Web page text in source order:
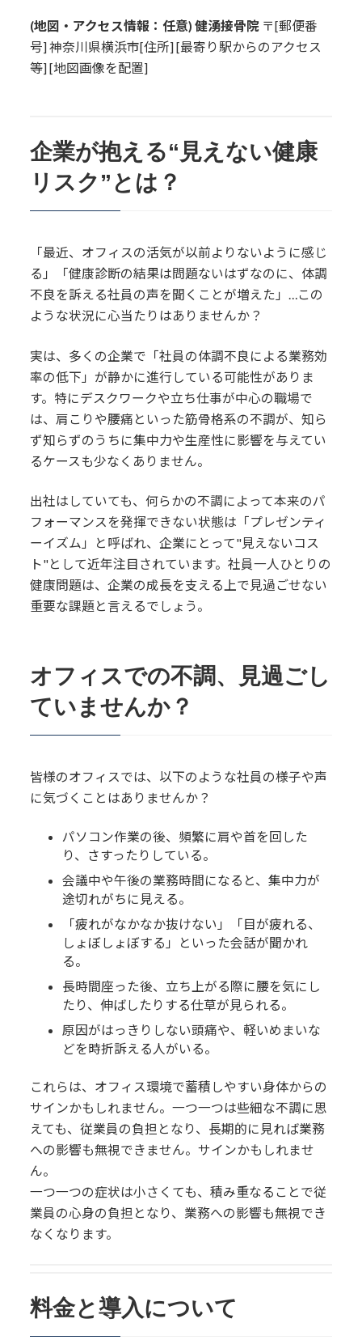
(地図・アクセス情報：任意) 健湧接骨院 〒[郵便番
号] 神奈川県横浜市[住所] [最寄り駅からのアクセス
等] [地図画像を配置]
企業が抱える“見えない健康
リスク”とは？
「最近、オフィスの活気が以前よりないように感じ
る」「健康診断の結果は問題ないはずなのに、体調
不良を訴える社員の声を聞くことが増えた」…この
ような状況に心当たりはありませんか？
実は、多くの企業で「社員の体調不良による業務効
率の低下」が静かに進行している可能性がありま
す。特にデスクワークや立ち仕事が中心の職場で
は、肩こりや腰痛といった筋骨格系の不調が、知ら
ず知らずのうちに集中力や生産性に影響を与えてい
るケースも少なくありません。
出社はしていても、何らかの不調によって本来のパ
フォーマンスを発揮できない状態は「プレゼンティ
ーイズム」と呼ばれ、企業にとって"見えないコス
ト"として近年注目されています。社員一人ひとりの
健康問題は、企業の成長を支える上で見過ごせない
重要な課題と言えるでしょう。
オフィスでの不調、見過ごし
ていませんか？
皆様のオフィスでは、以下のような社員の様子や声
に気づくことはありませんか？
パソコン作業の後、頻繁に肩や首を回した
り、さすったりしている。
会議中や午後の業務時間になると、集中力が
途切れがちに見える。
「疲れがなかなか抜けない」「目が疲れる、
しょぼしょぼする」といった会話が聞かれ
る。
長時間座った後、立ち上がる際に腰を気にし
たり、伸ばしたりする仕草が見られる。
原因がはっきりしない頭痛や、軽いめまいな
どを時折訴える人がいる。
これらは、オフィス環境で蓄積しやすい身体からの
サインかもしれません。一つ一つは些細な不調に思
えても、従業員の負担となり、長期的に見れば業務
への影響も無視できません。サインかもしれませ
ん。
一つ一つの症状は小さくても、積み重なることで従
業員の心身の負担となり、業務への影響も無視でき
なくなります。
料金と導入について